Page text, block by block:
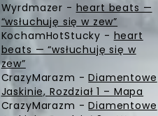
Wyrdmazer - heart beats —
“wsłuchuję się w zew”
KochamHotStucky - heart
beats — “wsłuchuję się w
zew”
CrazyMarazm -Diamentowe
Jaskinie, Rozdział 1 – Mapa
CrazyMarazm -Diamentowe